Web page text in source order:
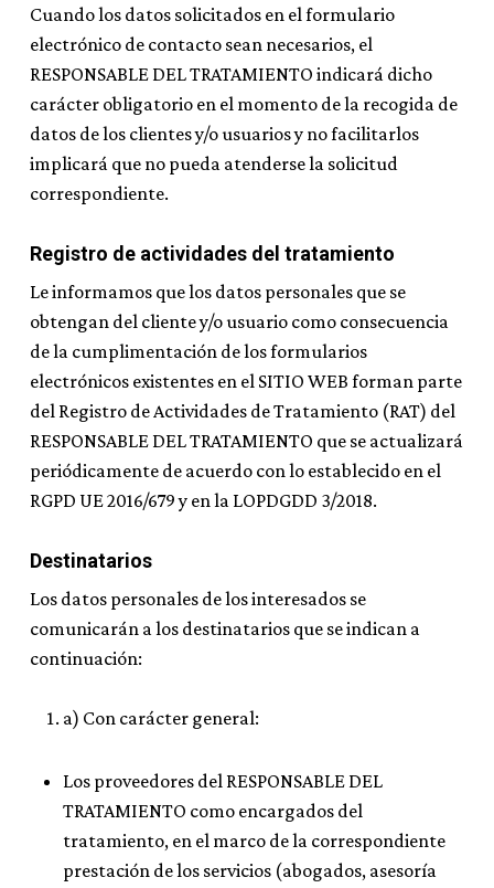
Cuando los datos solicitados en el formulario
electrónico de contacto sean necesarios, el
RESPONSABLE DEL TRATAMIENTO indicará dicho
carácter obligatorio en el momento de la recogida de
datos de los clientes y/o usuarios y no facilitarlos
implicará que no pueda atenderse la solicitud
correspondiente.
Registro de actividades del tratamiento
Le informamos que los datos personales que se
obtengan del cliente y/o usuario como consecuencia
de la cumplimentación de los formularios
electrónicos existentes en el SITIO WEB forman parte
del Registro de Actividades de Tratamiento (RAT) del
RESPONSABLE DEL TRATAMIENTO que se actualizará
periódicamente de acuerdo con lo establecido en el
RGPD UE 2016/679 y en la LOPDGDD 3/2018.
Destinatarios
Los datos personales de los interesados se
comunicarán a los destinatarios que se indican a
continuación:
a) Con carácter general:
Los proveedores del RESPONSABLE DEL
TRATAMIENTO como encargados del
tratamiento, en el marco de la correspondiente
prestación de los servicios (abogados, asesoría